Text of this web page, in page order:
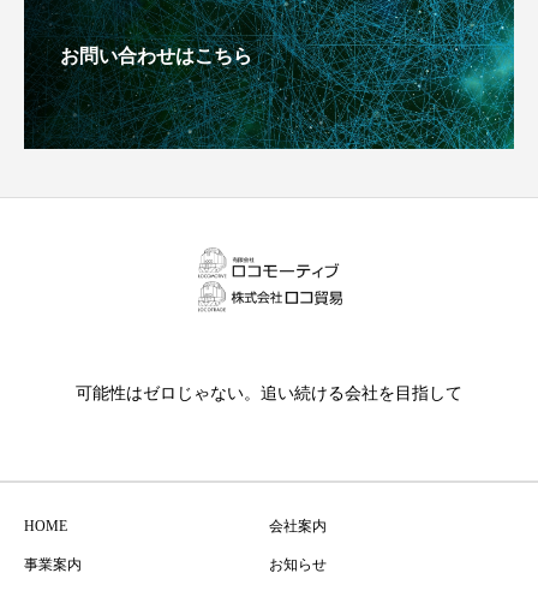
お問い合わせはこちら
可能性はゼロじゃない。追い続ける会社を目指して
HOME 会社案内
事業案内 お知らせ